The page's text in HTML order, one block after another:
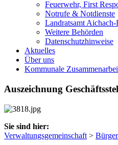
Feuerwehr, First
Notrufe & Notdienste
Landratsamt Aichach-
Weitere Behörden
Datenschutzhinweise
Aktuelles
Über uns
Kommunale
Auszeichnung
Sie sind hier:
Verwaltungsgemeinschaft >